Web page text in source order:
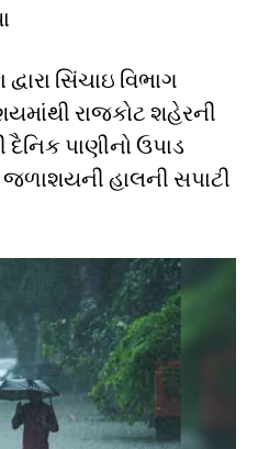
સિંચાઇ વિભાગ
રાજકોટ શહેરની
પાણીનો ઉપાડ
હાલની સપાટી